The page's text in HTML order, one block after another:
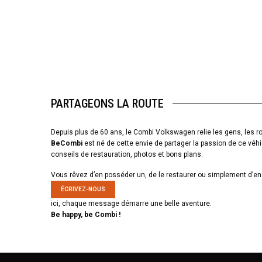
PARTAGEONS LA ROUTE
Depuis plus de 60 ans, le Combi Volkswagen relie les gens, les
BeCombi est né de cette envie de partager la passion de ce
conseils de restauration, photos et bons plans.
Vous rêvez d’en posséder un, de le restaurer ou simplement d’en
ÉCRIVEZ-NOUS
ici, chaque message démarre une belle aventure.
Be happy, be Combi !